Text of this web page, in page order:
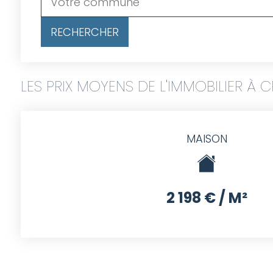
LES PRIX MOYENS DE L'IMMOBILIER À
MAISON
2 198 € / M²